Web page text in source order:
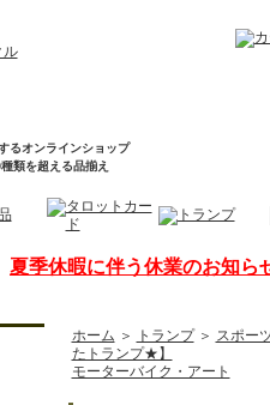
るオンラインショップ
類を超える品揃え
夏季休暇に伴う休業のお知ら
ホーム ＞ トランプ＞ スポー
たトランプ★】
モーターバイク・アート